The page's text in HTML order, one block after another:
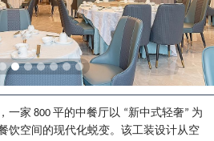
一家 800 平的中餐厅以 “新中式轻奢” 为
饮空间的现代化蜕变。该工装设计从空